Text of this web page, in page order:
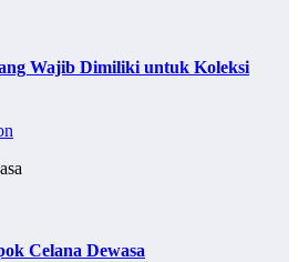
Wajib Dimiliki untuk Koleksi
Celana Dewasa